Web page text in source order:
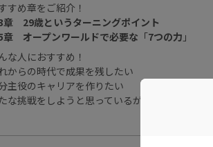
すめ章をご紹介！
章 29歳というターニングポイント
章 オープンワールドで必要な 「7つの力 」
な人におすすめ！
からの時代で成果を残したい
主役のキャリアを作りたい
な挑戦をしようと思っているが…不安で身動き